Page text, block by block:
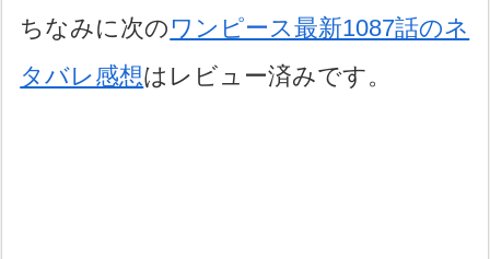
ちなみに次の ワンピース最新1087話のネ
タバレ感想はレビュー済みです。